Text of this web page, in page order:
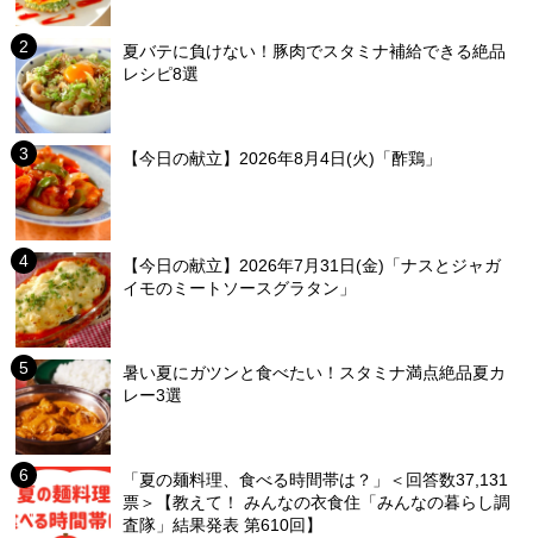
夏バテに負けない！豚肉でスタミナ補給できる絶品
レシピ8選
【今日の献立】2026年8月4日(火)「酢鶏」
【今日の献立】2026年7月31日(金)「ナスとジャガ
イモのミートソースグラタン」
暑い夏にガツンと食べたい！スタミナ満点絶品夏カ
レー3選
「夏の麺料理、食べる時間帯は？」＜回答数37,131
票＞【教えて！ みんなの衣食住「みんなの暮らし調
査隊」結果発表 第610回】